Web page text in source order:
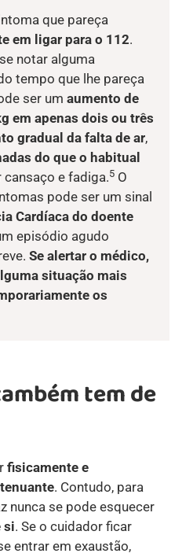
que pareça
em ligar para o 112.
notar alguma
tempo que lhe pareça
ser um aumento de
em apenas dois ou três
gradual da falta de ar,
do que o habitual
e fadiga.5 O
pode ser um sinal
Cardíaca do doente
episódio agudo
Se alertar o médico,
situação mais
os
tem de
fisicamente e
. Contudo, para
nunca se pode esquecer
si. Se o cuidador ficar
entrar em exaustão,